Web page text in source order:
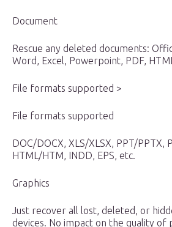
Document
Rescue any deleted documents:
Word, Excel, Powerpoint, PDF,
File formats supported >
File formats supported
DOC/DOCX, XLS/XLSX, PPT/PPTX,
HTML/HTM, INDD, EPS, etc.
Graphics
Just recover all lost, deleted, or
devices. No impact on the quality of